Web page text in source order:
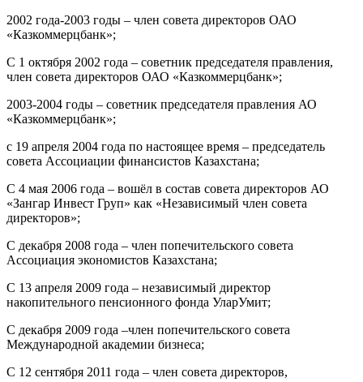
2002 года-2003 годы – член совета директоров ОАО
«Казкоммерцбанк»;
С 1 октября 2002 года – советник председателя правления,
член совета директоров ОАО «Казкоммерцбанк»;
2003-2004 годы – советник председателя правления АО
«Казкоммерцбанк»;
с 19 апреля 2004 года по настоящее время – председатель
совета Ассоциации финансистов Казахстана;
С 4 мая 2006 года – вошёл в состав совета директоров АО
«Зангар Инвест Груп» как «Независимый член совета
директоров»;
С декабря 2008 года – член попечительского совета
Ассоциация экономистов Казахстана;
С 13 апреля 2009 года – независимый директор
накопительного пенсионного фонда УларУмит;
С декабря 2009 года –член попечительского совета
Международной академии бизнеса;
С 12 сентября 2011 года – член совета директоров,